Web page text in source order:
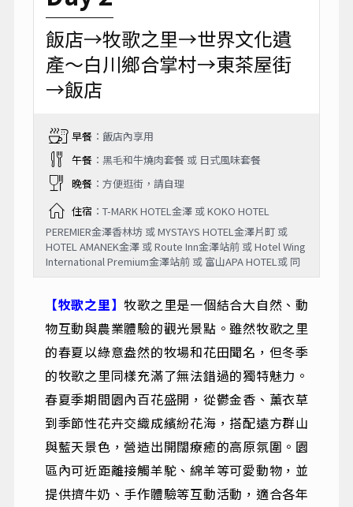
飯店→牧歌之里→世界文化遺
產～白川鄉合掌村→東茶屋街
→飯店
早餐：飯店內享用
午餐：黑毛和牛燒肉套餐 或 日式風味套餐
晚餐：方便逛街，請自理
住宿 ：T-MARK HOTEL金澤 或 KOKO HOTEL
PEREMIER金澤香林坊 或 MYSTAYS HOTEL金澤片町 或
HOTEL AMANEK金澤 或 Route Inn金澤站前 或 Hotel Wing
International Premium金澤站前 或 富山APA HOTEL或 同
【牧歌之里】牧歌之里是一個結合大自然、動
物互動與農業體驗的觀光景點。雖然牧歌之里
的春夏以綠意盎然的牧場和花田聞名，但冬季
的牧歌之里同樣充滿了無法錯過的獨特魅力。
春夏季期間園內百花盛開，從鬱金香、薰衣草
到季節性花卉交織成繽紛花海，搭配遠方群山
與藍天景色，營造出開闊療癒的高原氛圍。園
區內可近距離接觸羊駝、綿羊等可愛動物，並
提供擠牛奶、手作體驗等互動活動，適合各年